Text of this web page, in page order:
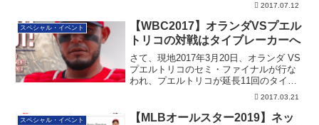
2017.07.12
スペシャル・イベント
【WBC2017】オランダVSプエル
トリコの対戦はタイブレーカーへ
さて、現地2017年3月20日、オランダ VS
プエルトリコのセミ・ファイナルが行な
われ、プエルトリコが延長11回のタイ
2017.03.21
スペシャル・イベント
【MLBオールスター2019】ネッ